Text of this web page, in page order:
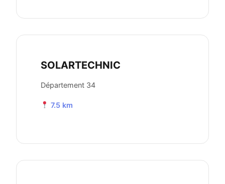
SOLARTECHNIC
Département 34
7.5 km